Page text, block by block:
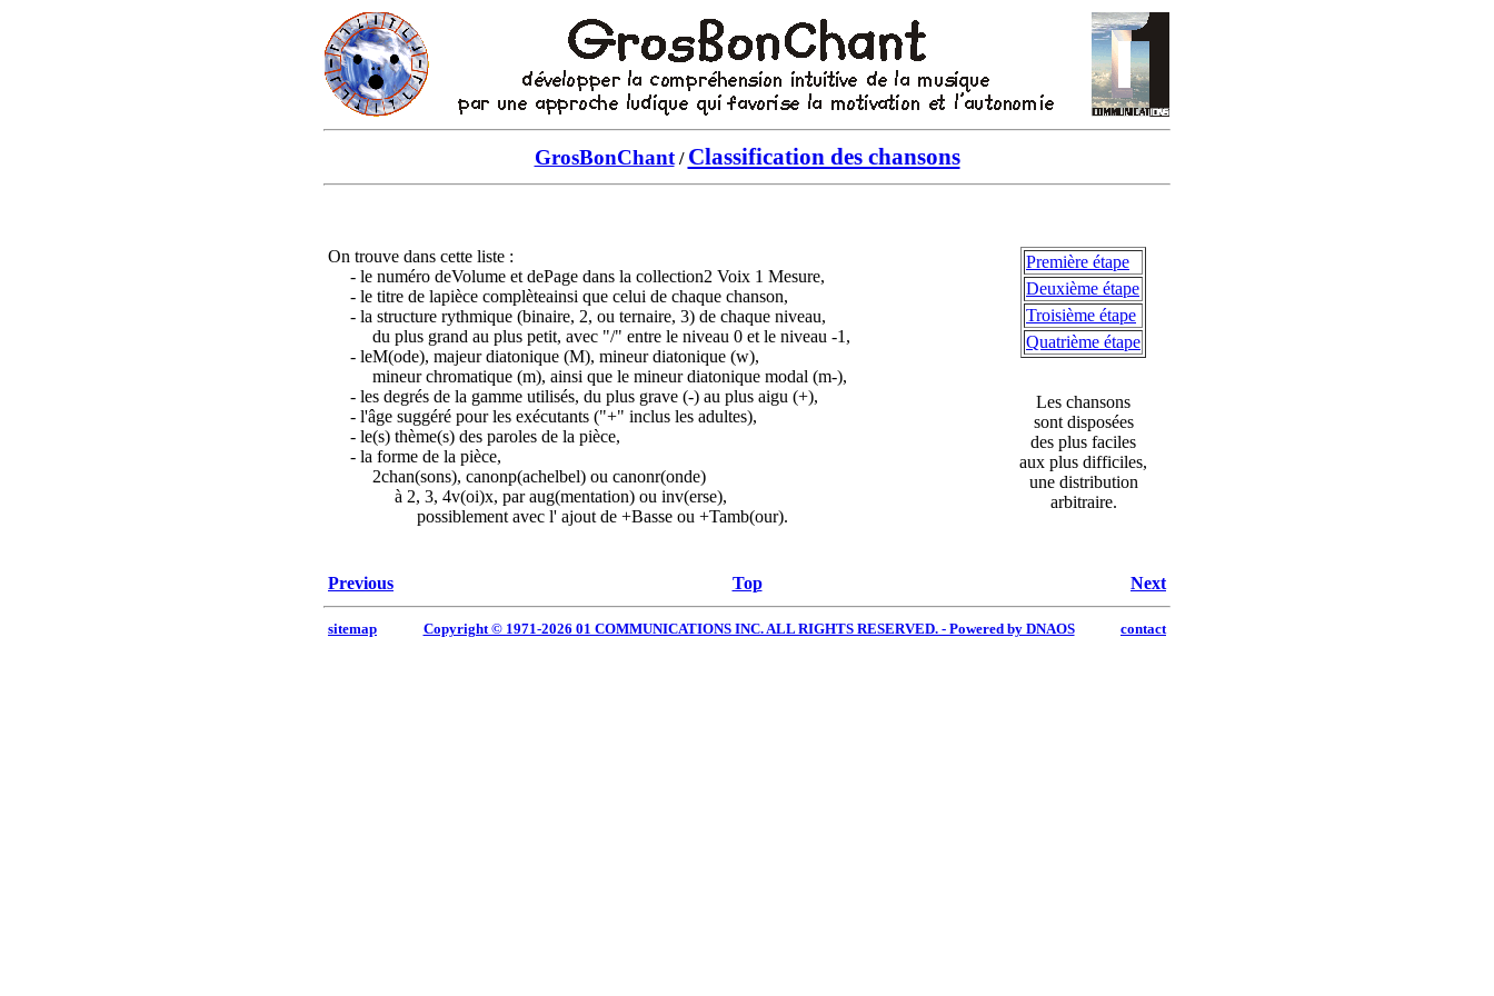
GrosBonChant/ Classification des chansons
On trouve dans cette liste :
- le numéro deVolume et dePage dans la collection2 Voix 1 Mesure,
- le titre de lapièce complèteainsi que celui de chaque chanson,
- la structure rythmique (binaire, 2, ou ternaire, 3) de chaque niveau,
du plus grand au plus petit, avec "/" entre le niveau 0 et le niveau -1,
- leM(ode), majeur diatonique (M), mineur diatonique (w),
mineur chromatique (m), ainsi que le mineur diatonique modal (m-),
- les degrés de la gamme utilisés, du plus grave (-) au plus aigu (+),
- l'âge suggéré pour les exécutants ("+" inclus les adultes),
- le(s) thème(s) des paroles de la pièce,
- la forme de la pièce,
2chan(sons), canonp(achelbel) ou canonr(onde)
à 2, 3, 4v(oi)x, par aug(mentation) ou inv(erse),
possiblement avec l' ajout de +Basse ou +Tamb(our).
Première étape
Deuxième étape
Troisième étape
Quatrième étape
Les chansons
sont disposées
des plus faciles
aux plus difficiles,
une distribution
arbitraire.
Previous Top Next
sitemap Copyright © 1971-2026 01 COMMUNICATIONS INC. ALL RIGHTS RESERVED. - Powered by DNAOS contact